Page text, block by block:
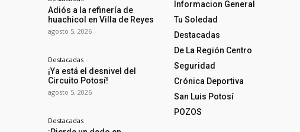
Adiós a la refinería de
huachicol en Villa de Reyes
agosto 5, 2026
Destacadas
¡Ya está el desnivel del
Circuito Potosí!
agosto 5, 2026
Destacadas
Informacion General
Tu Soledad
Destacadas
De La Región Centro
Seguridad
Crónica Deportiva
San Luis Potosí
POZOS